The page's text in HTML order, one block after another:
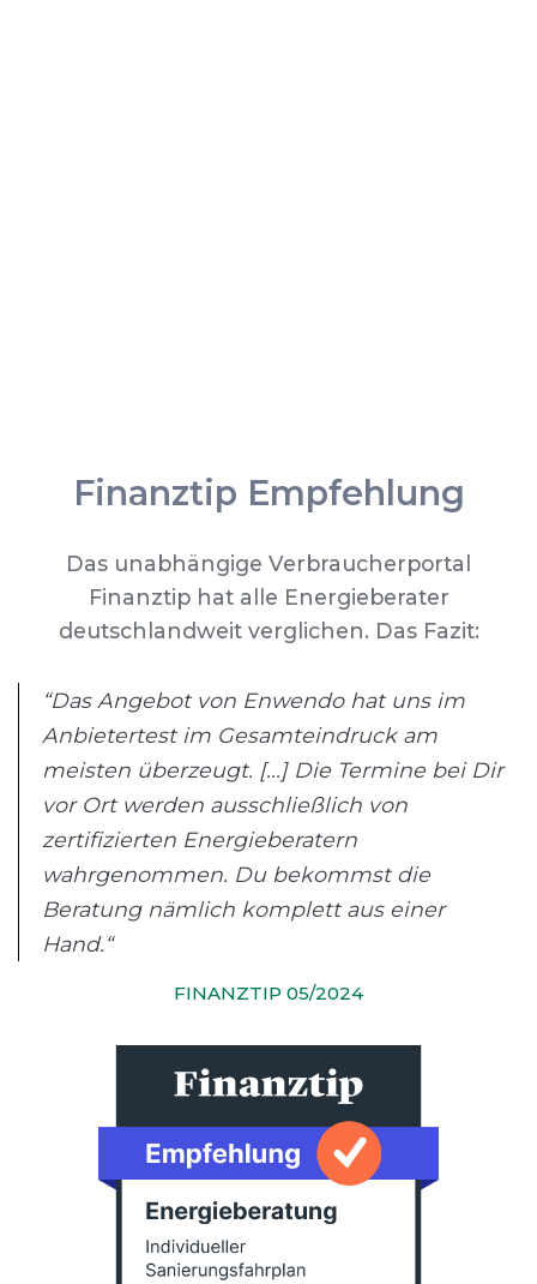
Finanztip Empfehlung
Das unabhängige Verbraucherportal
Finanztip hat alle Energieberater
deutschlandweit verglichen. Das Fazit:
“Das Angebot von Enwendo hat uns im
Anbietertest im Gesamteindruck am
meisten überzeugt. [...] Die Termine bei Dir
vor Ort werden ausschließlich von
zertifizierten Energieberatern
wahrgenommen. Du bekommst die
Beratung nämlich komplett aus einer
Hand.“
FINANZTIP 05/2024